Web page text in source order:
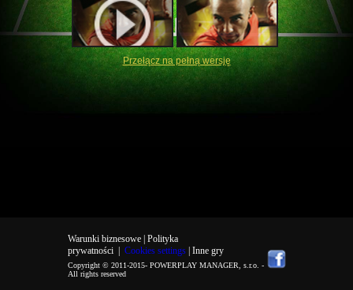
Przełącz na pełną wersję
Warunki biznesowe | Polityka
prywatności| Cookies settings | Inne gry
Copyright © 2011-2015- POWERPLAY MANAGER, s.r.o. -
All rights reserved